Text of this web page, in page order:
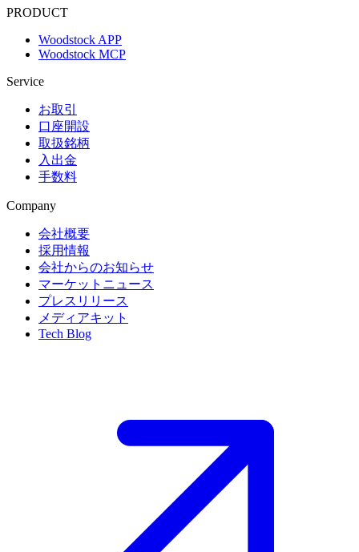
PRODUCT
Woodstock APP
Woodstock MCP
Service
お取引
口座開設
取扱銘柄
入出金
手数料
Company
会社概要
採用情報
会社からのお知らせ
マーケットニュース
プレスリリース
メディアキット
Tech Blog